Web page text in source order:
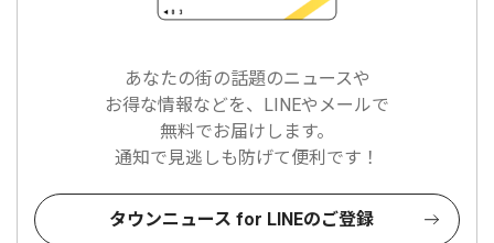
あなたの街の話題のニュースや
お得な情報などを、LINEやメールで
無料でお届けします。
通知で見逃しも防げて便利です！
タウンニュース for LINEのご登録